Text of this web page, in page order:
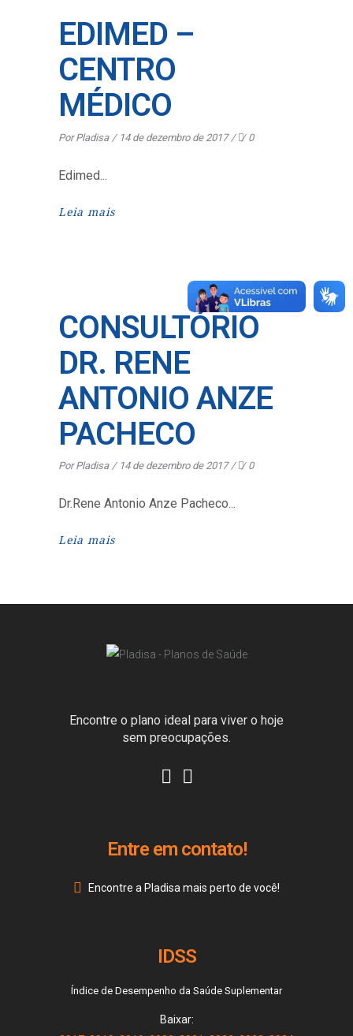
EDIMED –
CENTRO
MÉDICO
Por Pladisa 14 de dezembro de 2017 0
Edimed
Leia mais
CONSULTÓRIO
DR. RENE
ANTONIO ANZE
PACHECO
Por Pladisa 14 de dezembro de 2017 0
Dr.Rene Antonio Anze Pacheco
Leia mais
Encontre o plano ideal para viver o hoje
sem preocupações.
Entre em contato!
Encontre a Pladisa mais perto de você!
IDSS
Índice de Desempenho da Saúde Suplementar
Baixar: